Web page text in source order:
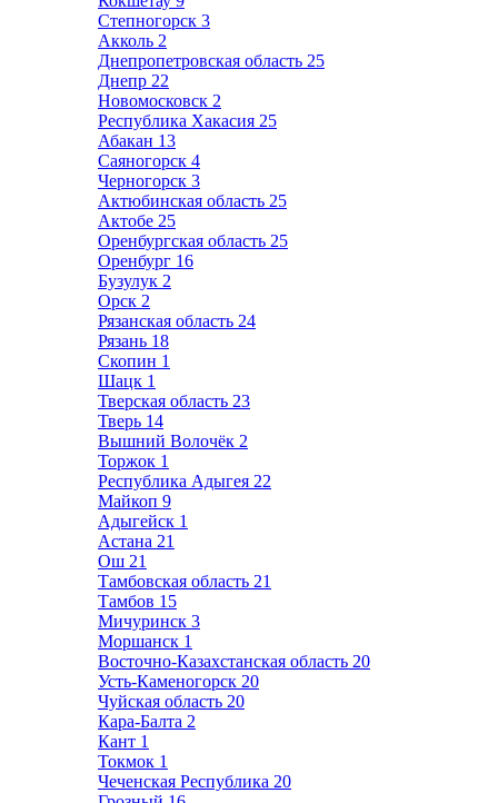
Степногорск 3
Акколь 2
Днепропетровская область 25
Днепр 22
Новомосковск 2
Республика Хакасия 25
Абакан 13
Саяногорск 4
Черногорск 3
Актюбинская область 25
Актобе 25
Оренбургская область 25
Оренбург 16
Бузулук 2
Орск 2
Рязанская область 24
Рязань 18
Скопин 1
Шацк 1
Тверская область 23
Тверь 14
Вышний Волочёк 2
Торжок 1
Республика Адыгея 22
Майкоп 9
Адыгейск 1
Астана 21
Ош 21
Тамбовская область 21
Тамбов 15
Мичуринск 3
Моршанск 1
Восточно-Казахстанская область 20
Усть-Каменогорск 20
Чуйская область 20
Кара-Балта 2
Кант 1
Токмок 1
Чеченская Республика 20